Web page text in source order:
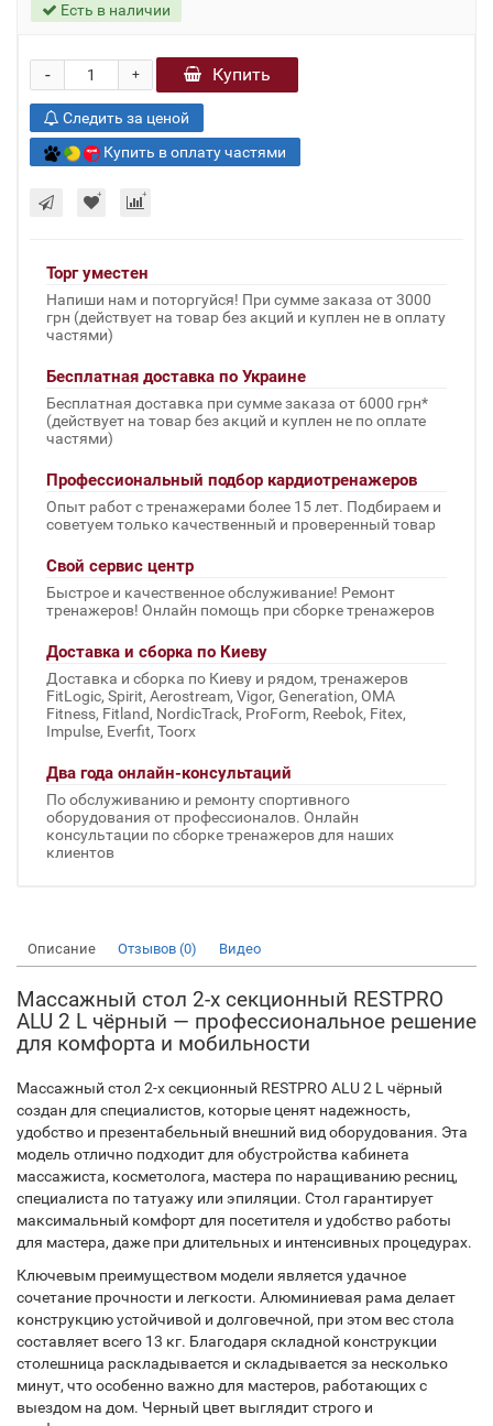
Есть в наличии
+
- Купить
Следить за ценой
Купить в оплату частями
Торг уместен
Напиши нам и поторгуйся! При сумме заказа от 3000
грн (действует на товар без акций и куплен не в оплату
частями)
Бесплатная доставка по Украине
Бесплатная доставка при сумме заказа от 6000 грн*
(действует на товар без акций и куплен не по оплате
частями)
Профессиональный подбор кардиотренажеров
Опыт работ с тренажерами более 15 лет. Подбираем и
советуем только качественный и проверенный товар
Свой сервис центр
Быстрое и качественное обслуживание! Ремонт
тренажеров! Онлайн помощь при сборке тренажеров
Доставка и сборка по Киеву
Доставка и сборка по Киеву и рядом, тренажеров
FitLogic, Spirit, Aerostream, Vigor, Generation, OMA
Fitness, Fitland, NordicTrack, ProForm, Reebok, Fitex,
Impulse, Everfit, Toorx
Два года онлайн-консультаций
По обслуживанию и ремонту спортивного
оборудования от профессионалов. Онлайн
консультации по сборке тренажеров для наших
клиентов
Описание Отзывов (0) Видео
Массажный стол 2-х секционный RESTPRO
ALU 2 L чёрный — профессиональное решение
для комфорта и мобильности
Массажный стол 2-х секционный RESTPRO ALU 2 L чёрный
создан для специалистов, которые ценят надежность,
удобство и презентабельный внешний вид оборудования. Эта
модель отлично подходит для обустройства кабинета
массажиста, косметолога, мастера по наращиванию ресниц,
специалиста по татуажу или эпиляции. Стол гарантирует
максимальный комфорт для посетителя и удобство работы
для мастера, даже при длительных и интенсивных процедурах.
Ключевым преимуществом модели является удачное
сочетание прочности и легкости. Алюминиевая рама делает
конструкцию устойчивой и долговечной, при этом вес стола
составляет всего 13 кг. Благодаря складной конструкции
столешница раскладывается и складывается за несколько
минут, что особенно важно для мастеров, работающих с
выездом на дом. Черный цвет выглядит строго и